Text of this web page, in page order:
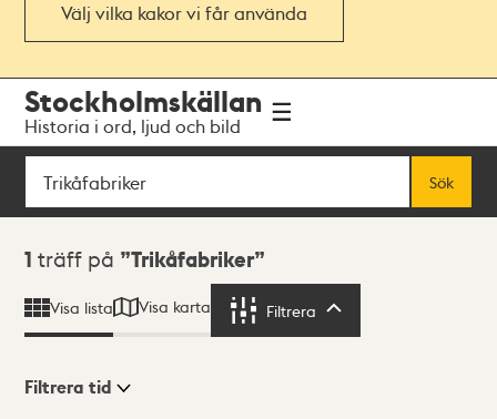
Välj vilka kakor vi får använda
navigationen
huvudinnehållet
Stockholmskällan
Historia i ord, ljud och bild
Sök
Sök
Sökresultat
1 träff på Trikåfabriker
Visa lista Visa karta Filtrera
Filtrera tid